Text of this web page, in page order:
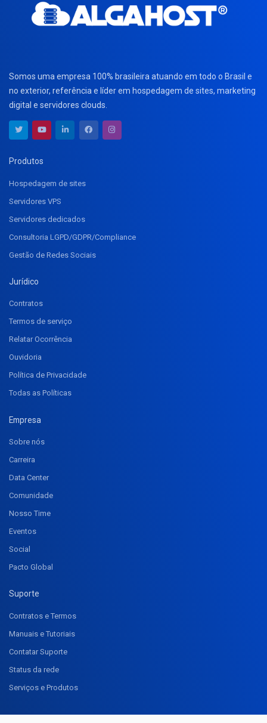
Somos uma empresa 100% brasileira atuando em todo o Brasil e
no exterior, referência e líder em hospedagem de sites, marketing
digital e servidores clouds.
Produtos
Hospedagem de sites
Servidores VPS
Servidores dedicados
Consultoria LGPD/GDPR/Compliance
Gestão de Redes Sociais
Jurídico
Contratos
Termos de serviço
Relatar Ocorrência
Ouvidoria
Política de Privacidade
Todas as Políticas
Empresa
Sobre nós
Carreira
Data Center
Comunidade
Nosso Time
Eventos
Social
Pacto Global
Suporte
Contratos e Termos
Manuais e Tutoriais
Contatar Suporte
Status da rede
Serviços e Produtos